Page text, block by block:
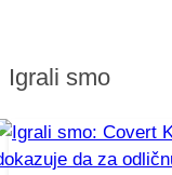
Igrali smo